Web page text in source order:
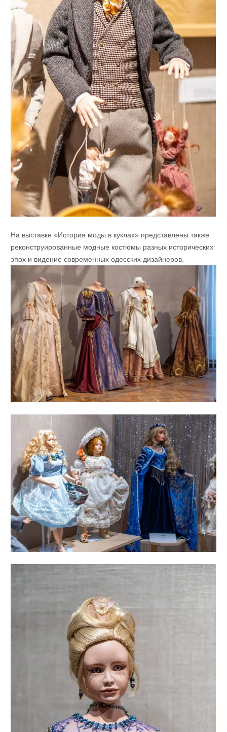
На выставке «История моды в куклах» представлены также
реконструированные модные костюмы разных исторических
эпох и видение современных одесских дизайнеров.